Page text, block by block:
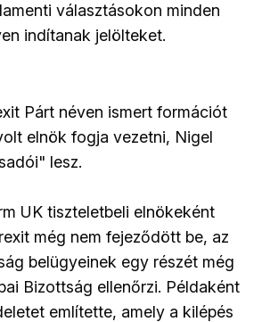
választásokon minden
indítanak jelölteket.
Párt néven ismert formációt
elnök fogja vezetni, Nigel
lesz.
UK tiszteletbeli elnökeként
még nem fejeződött be, az
belügyeinek egy részét még
Bizottság ellenőrzi. Példaként
említette, amely a kilépés